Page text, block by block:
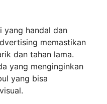
yang handal dan
memastikan
dan tahan lama.
yang menginginkan
yang bisa